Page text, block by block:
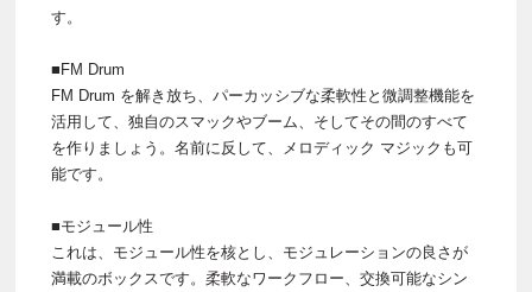
す。
■FM Drum
FM Drum を解き放ち、パーカッシブな柔軟性と微調整機能を
活用して、独自のスマックやブーム、そしてその間のすべて
を作りましょう。名前に反して、メロディック マジックも可
能です。
■モジュール性
これは、モジュール性を核とし、モジュレーションの良さが
満載のボックスです。柔軟なワークフロー、交換可能なシン